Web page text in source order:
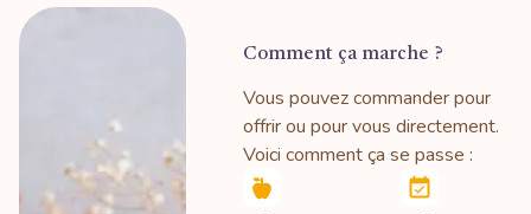
Comment ça marche ?
Vous pouvez commander pour
offrir ou pour vous directement.
Voici comment ça se passe :